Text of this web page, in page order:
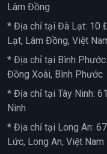
Lâm Đồng
* Địa chỉ tại Đà Lạt: 10
Lạt, Lâm Đồng, Việt
* Địa chỉ tại Bình
Đồng Xoài, Bình Phước
* Địa chỉ tại Tây Ninh:
Ninh
* Địa chỉ tại Long An:
Lức, Long An, Việt Nam